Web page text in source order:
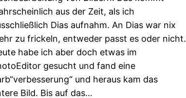
aus der Zeit, als ich
Dias aufnahm. An Dias war nix
zu frickeln, entweder passt es oder nicht.
habe ich aber doch etwas im
gesucht und fand eine
und heraus kam das
Bild. Bis auf das…